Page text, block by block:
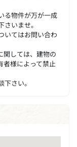
る物件が万が一成
いませ。
いてはお問い合わ
関しては、建物の
者様によって禁止
さい。